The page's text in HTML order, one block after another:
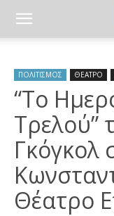
ΠΟΛΙΤΙΣΜΟΣ ΘΕΑΤΡΟ
“Το
Τρελού”
Γκόγκολ
Θέατρο